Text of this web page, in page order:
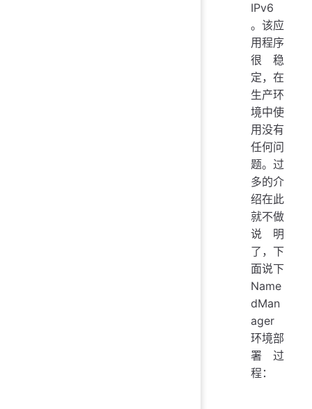
IPv6
。该应
用程序
很稳
定，在
生产环
境中使
用没有
任何问
题。过
多的介
绍在此
就不做
说明
了，下
面说下
Name
dMan
ager
环境部
署过
程：